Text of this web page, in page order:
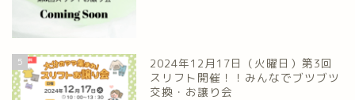
5
2024年12月17日（火曜日）第3回
スリフト開催！！みんなでブツブツ
交換・お譲り会